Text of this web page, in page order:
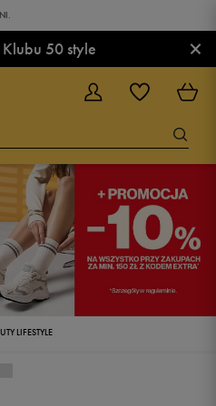
50 style ×
LIFESTYLE